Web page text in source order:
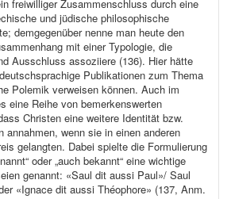
freiwilliger Zusammenschluss durch eine
und jüdische philosophische
demgegenüber nenne man heute den
mit einer Typologie, die
Ausschluss assoziiere (136). Hier hätte
Publikationen zum Thema
Polemik verweisen können. Auch im
eine Reihe von bemerkenswerten
Christen eine weitere Identität bzw.
annahmen, wenn sie in einen anderen
gelangten. Dabei spielte die Formulierung
oder „auch bekannt“ eine wichtige
genannt: «Saul dit aussi Paul»/ Saul
«Ignace dit aussi Théophore» (137, Anm.